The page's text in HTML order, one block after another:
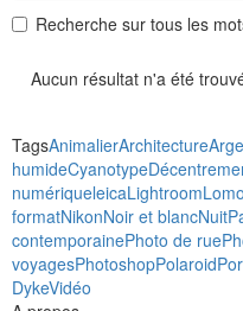
Recherche sur tous les
Aucun résultat n'a été
TagsAnimalierArchitecture
humideCyanotype
numériqueleicaLightroom
formatNikonNoir et blancNuit
contemporainePhoto de rue
voyagesPhotoshopPolaroid
DykeVidéo